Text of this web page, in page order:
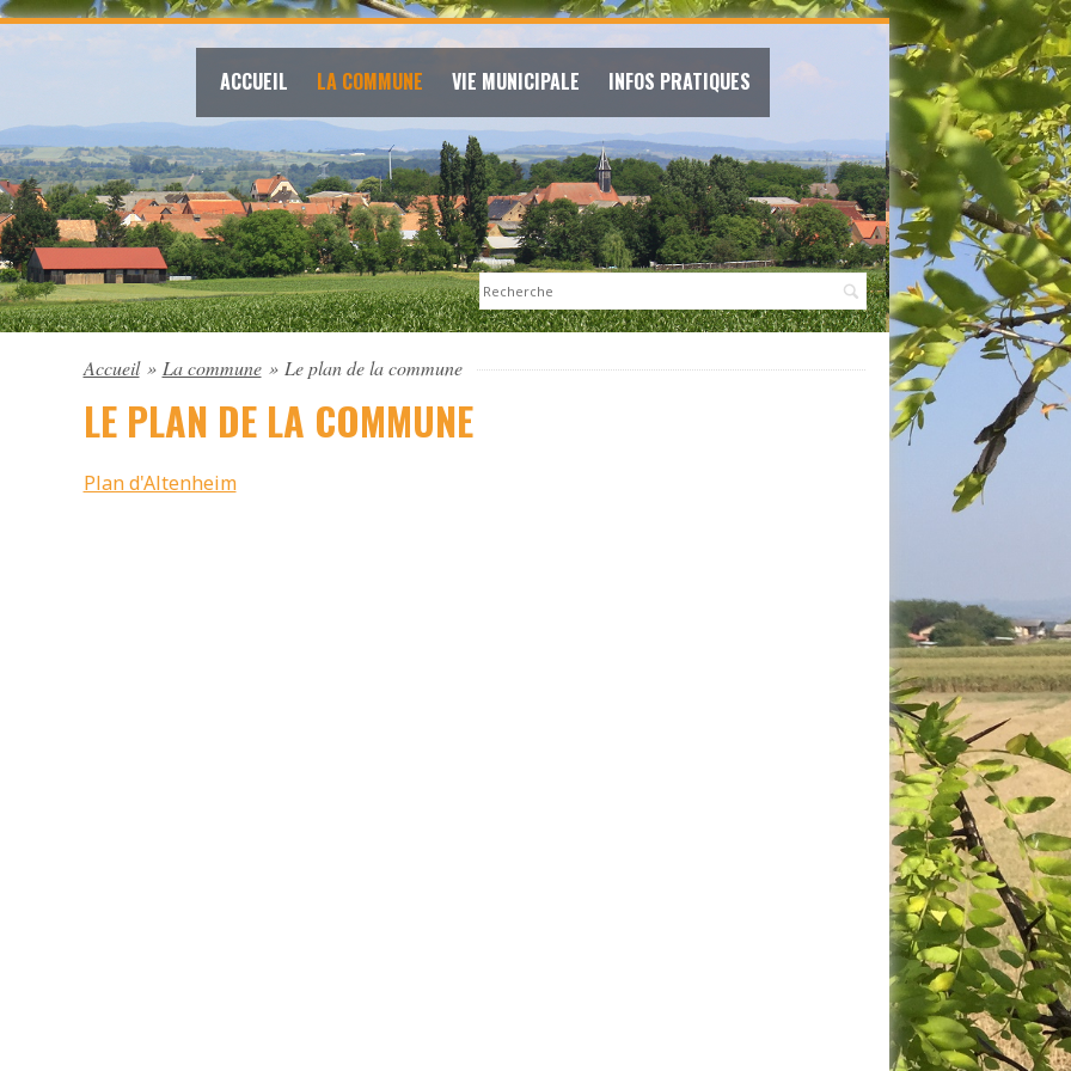
ACCUEIL LA COMMUNE VIE MUNICIPALE INFOS PRATIQUES
Search:
Accueil » La commune » Le plan de la commune
LE PLAN DE LA COMMUNE
Plan d'Altenheim